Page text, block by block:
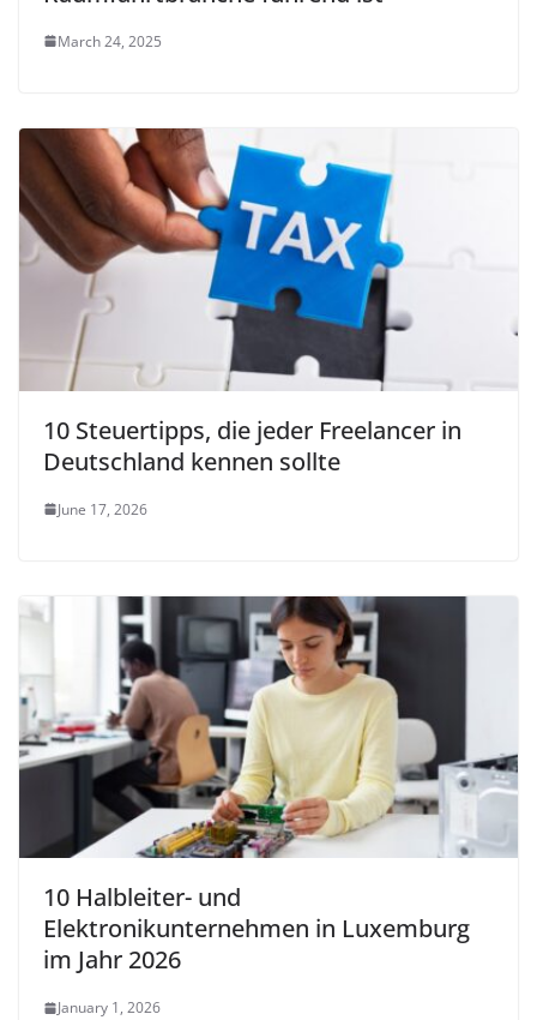
March 24, 2025
10 Steuertipps, die jeder Freelancer in
Deutschland kennen sollte
June 17, 2026
10 Halbleiter- und
Elektronikunternehmen in Luxemburg
im Jahr 2026
January 1, 2026